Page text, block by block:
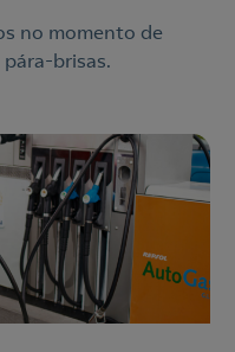
no momento de
brisas.